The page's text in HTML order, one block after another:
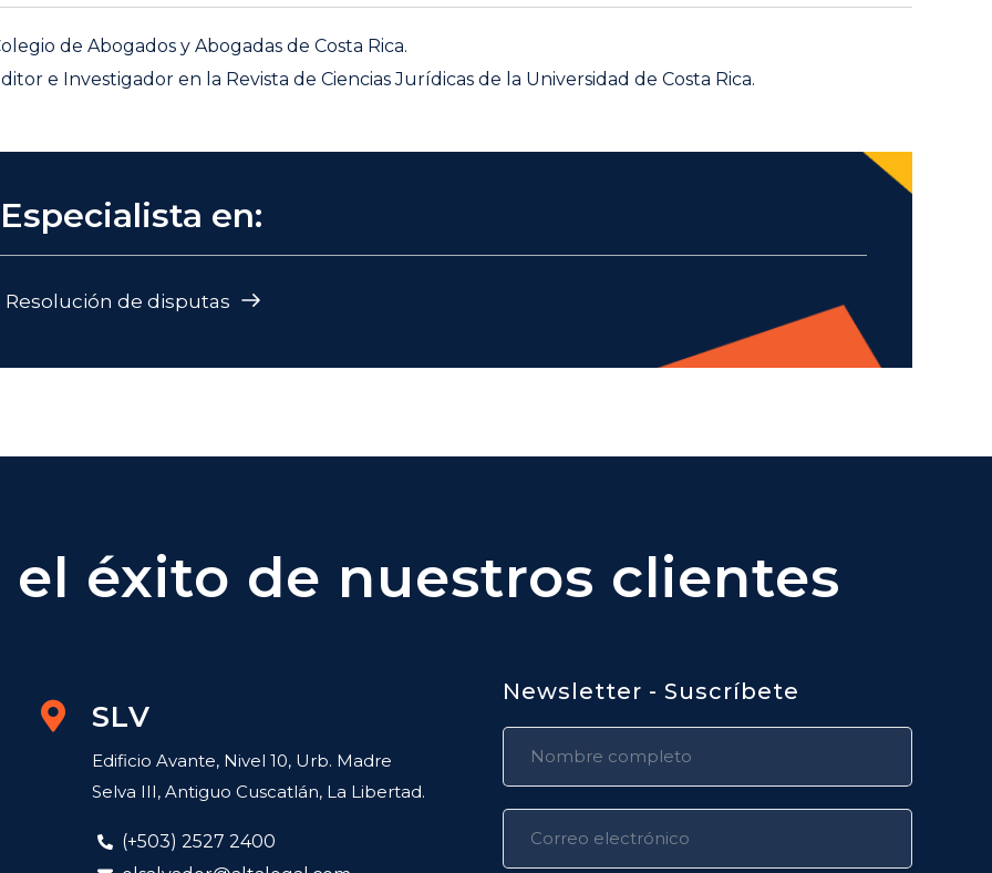
de Abogados y Abogadas de Costa Rica.
e Investigador en la Revista de Ciencias Jurídicas de la Universidad de Costa Rica.
Especialista en:
Resolución de disputas
el éxito de nuestros clientes
SLV
Edificio Avante, Nivel 10, Urb. Madre
Selva III, Antiguo Cuscatlán, La Libertad.
(+503) 2527 2400
Newsletter - Suscríbete